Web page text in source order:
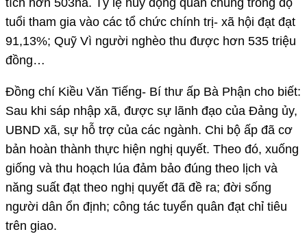
tuổi tham gia vào các tổ chức chính trị- xã hội đạt đạt
91,13%; Quỹ Vì người nghèo thu được hơn 535 triệu
đồng…
Đồng chí Kiều Văn Tiếng- Bí thư ấp Bà Phận cho biết:
Sau khi sáp nhập xã, được sự lãnh đạo của Đảng ủy,
UBND xã, sự hỗ trợ của các ngành. Chi bộ ấp đã cơ
bản hoàn thành thực hiện nghị quyết. Theo đó, xuống
giống và thu hoạch lúa đảm bảo đúng theo lịch và
năng suất đạt theo nghị quyết đã đề ra; đời sống
người dân ổn định; công tác tuyển quân đạt chỉ tiêu
trên giao.